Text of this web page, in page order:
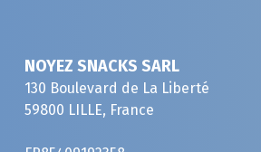
NOYEZ SNACKS SARL
130 Boulevard de La Liberté
59800 LILLE, France